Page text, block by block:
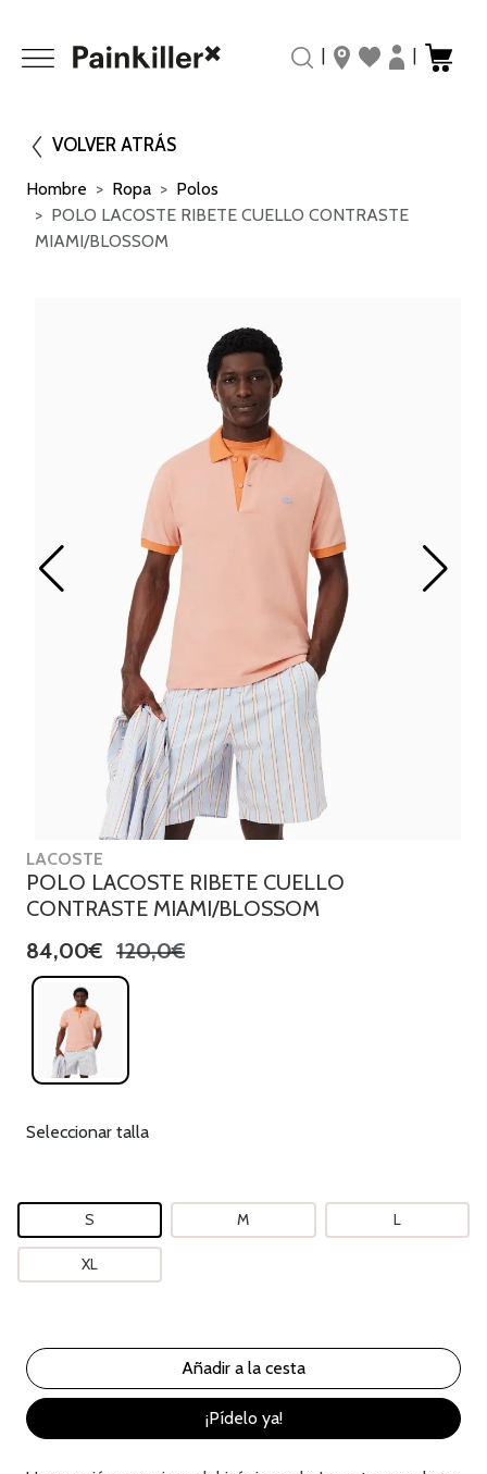
VOLVER ATRÁS
Hombre Ropa
Polos
POLO LACOSTE RIBETE CUELLO CONTRASTE
MIAMI/BLOSSOM
LACOSTE
POLO LACOSTE RIBETE CUELLO
CONTRASTE MIAMI/BLOSSOM
84,00€ 120,0€
Seleccionar talla
S M L
XL
¡Pídelo ya!